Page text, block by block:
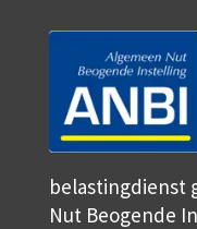
belastingdienst
Nut Beogende